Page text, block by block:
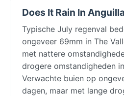
Does It Rain In
Typische July regenval
ongeveer 69mm in The
met nattere
drogere omstandigheden
Verwachte buien op
dagen, maar met lange